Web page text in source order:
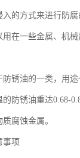
的方式来进行防腐
用在一些金属、机
防锈油的一类，用
的防锈油重达0.68-
腐蚀金属。
事项